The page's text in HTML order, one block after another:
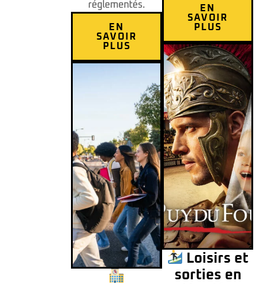
réglementés.
EN
SAVOIR
PLUS
EN
SAVOIR
PLUS
Loisirs et
sorties en